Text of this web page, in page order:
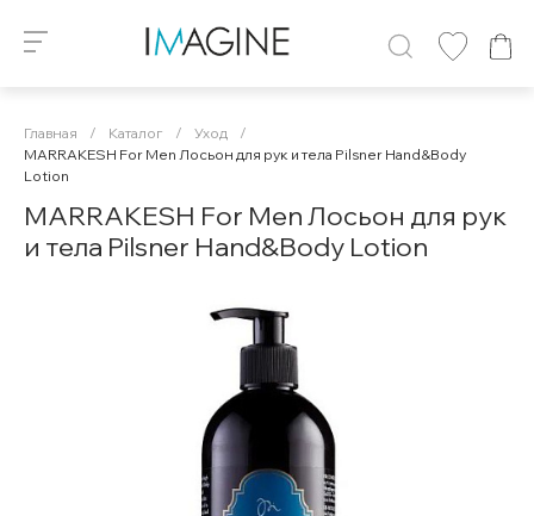
Главная / Каталог / Уход
/
MARRAKESH For Men Лосьон для рук и тела Pilsner Hand&Body
Lotion
MARRAKESH For Men Лосьон для рук
и тела Pilsner Hand&Body Lotion